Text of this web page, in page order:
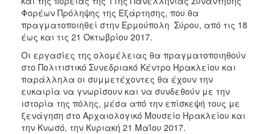
Φορέων Πρόληψης της Εξάρτησης, που θα
πραγματοποιηθεί στην Ερμούπολη Σύρου, από τις 18
έως και τις 21 Οκτωβρίου 2017.
Οι εργασίες της ολομέλειας θα πραγματοποιηθούν
στο Πολιτιστικό Συνεδριακό Κέντρο Ηρακλείου και
παράλληλα οι συμμετέχοντες θα έχουν την
ευκαιρία να γνωρίσουν και να συνδεθούν με την
ιστορία της πόλης, μέσα από την επίσκεψή τους με
ξενάγηση στο Αρχαιολογικό Μουσείο Ηρακλείου και
την Κνωσό, την Κυριακή 21 Μαΐου 2017.